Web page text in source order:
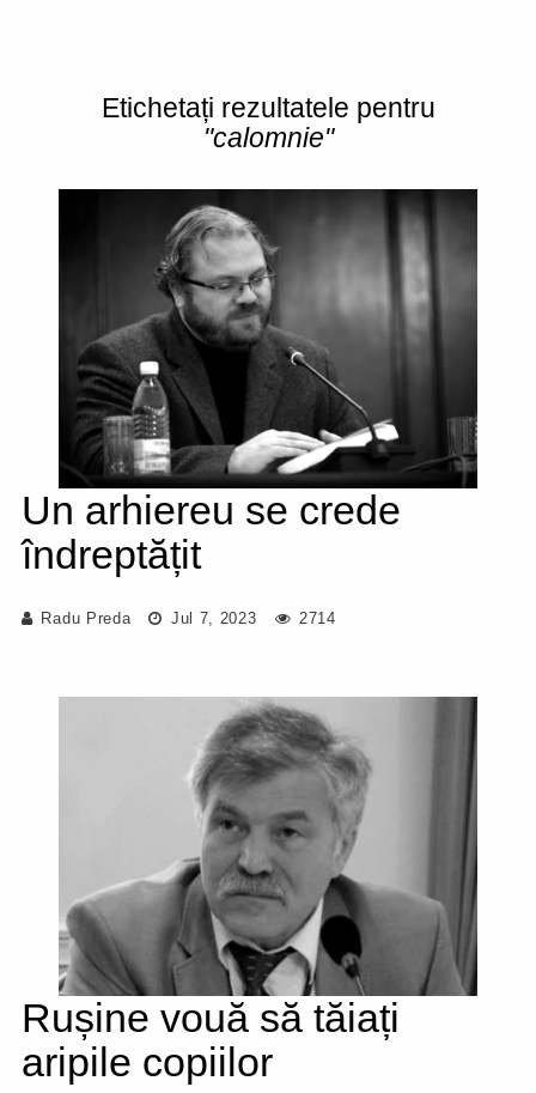
Etichetați rezultatele pentru
"calomnie"
Un arhiereu se crede
îndreptățit
Radu Preda Jul 7, 2023 2714
Rușine vouă să tăiați
aripile copiilor